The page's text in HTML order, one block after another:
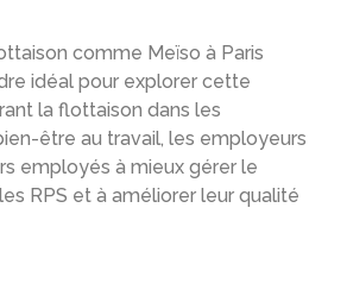
comme Meïso à Paris
idéal pour explorer cette
la flottaison dans les
être au travail, les employeurs
employés à mieux gérer le
RPS et à améliorer leur qualité